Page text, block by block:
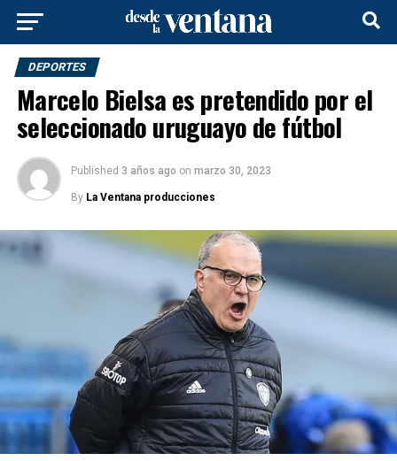
DEPORTES
Marcelo Bielsa es pretendido por el
seleccionado uruguayo de fútbol
Published 3 años ago on marzo 30, 2023
By La Ventana producciones